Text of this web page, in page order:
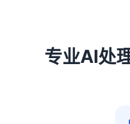
专业AI处